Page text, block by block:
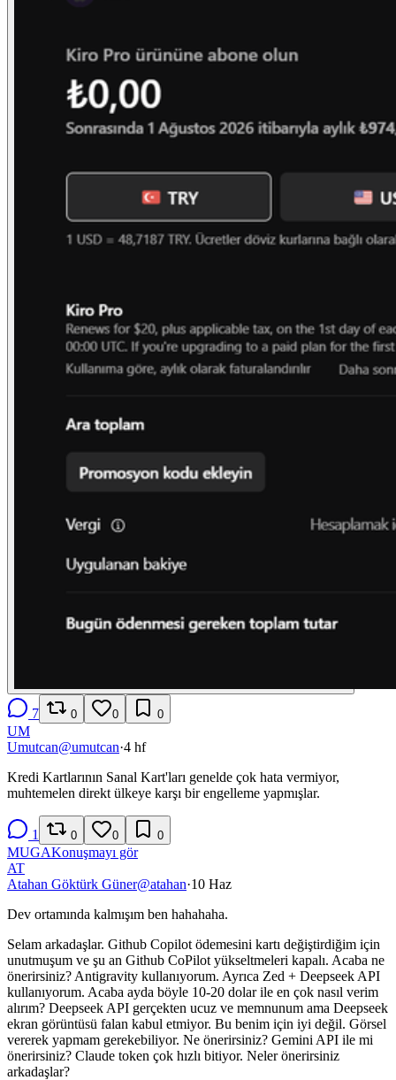
7 0 0 0
UM
Umutcan@umutcan·4 hf
Kredi Kartlarının Sanal Kart'ları genelde çok hata vermiyor,
muhtemelen direkt ülkeye karşı bir engelleme yapmışlar.
1 0 0 0
MUGAKonuşmayı gör
AT
Atahan Göktürk Güner@atahan·10 Haz
Dev ortamında kalmışım ben hahahaha.
Selam arkadaşlar. Github Copilot ödemesini kartı değiştirdiğim için
unutmuşum ve şu an Github CoPilot yükseltmeleri kapalı. Acaba ne
önerirsiniz? Antigravity kullanıyorum. Ayrıca Zed + Deepseek API
kullanıyorum. Acaba ayda böyle 10-20 dolar ile en çok nasıl verim
alırım? Deepseek API gerçekten ucuz ve memnunum ama Deepseek
ekran görüntüsü falan kabul etmiyor. Bu benim için iyi değil. Görsel
vererek yapmam gerekebiliyor. Ne önerirsiniz? Gemini API ile mi
önerirsiniz? Claude token çok hızlı bitiyor. Neler önerirsiniz
arkadaşlar?